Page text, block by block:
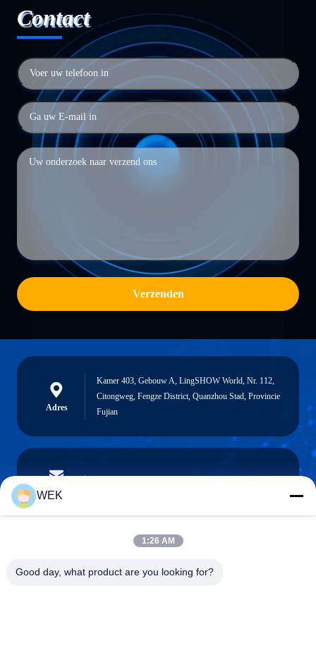
Contact
Verzenden
Adres
Kamer 403, Gebouw A, LingSHOW World, Nr. 112,
Citongweg, Fengze District, Quanzhou Stad, Provincie
Fujian
E-mail
Telefoon
WEK
1:26 AM
Good day, what product are you looking for?